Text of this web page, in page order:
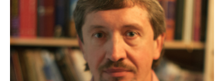
Поступающим
Образование
Доп. образование